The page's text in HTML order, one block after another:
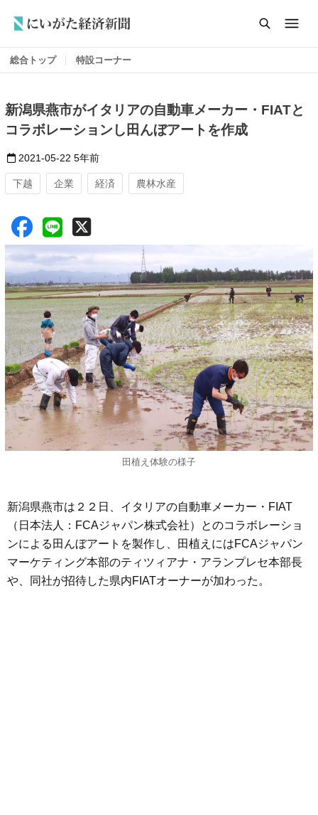
総合トップ 特設コーナー
新潟県燕市がイタリアの自動車メーカー・FIATと
コラボレーションし田んぼアートを作成
2021-05-22 5年前
下越 企業 経済 農林水産
田植え体験の様子
新潟県燕市は２２日、イタリアの自動車メーカー・FIAT
（日本法人：FCAジャパン株式会社）とのコラボレーショ
ンによる田んぼアートを製作し、田植えにはFCAジャパン
マーケティング本部のティツィアナ・アランプレセ本部長
や、同社が招待した県内FIATオーナーが加わった。